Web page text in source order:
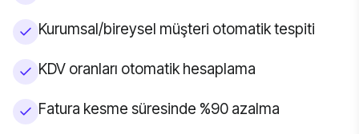
Kurumsal/bireysel müşteri otomatik tespiti
KDV oranları otomatik hesaplama
Fatura kesme süresinde %90 azalma